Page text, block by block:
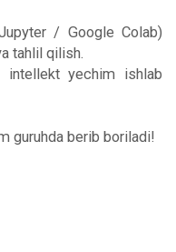
/ Google Colab)
tahlil qilish.
intellekt yechim ishlab
guruhda berib boriladi!